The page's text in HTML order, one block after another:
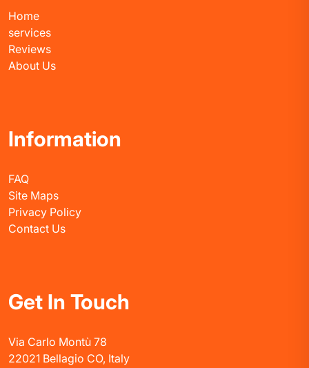
Home
services
Reviews
About Us
Information
FAQ
Site Maps
Privacy Policy
Contact Us
Get In Touch
Via Carlo Montù 78
22021 Bellagio CO, Italy